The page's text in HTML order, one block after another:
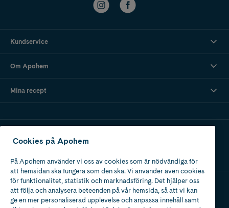
Kundservice
Om Apohem
Mina recept
Apotek med tillstånd
av Läkemedelsverket
Cookies på Apohem
På Apohem använder vi oss av cookies som är nödvändiga för
att hemsidan ska fungera som den ska. Vi använder även cookies
för funktionalitet, statistik och marknadsföring. Det hjälper oss
att följa och analysera beteenden på vår hemsida, så att vi kan
ge en mer personaliserad upplevelse och anpassa innehåll samt